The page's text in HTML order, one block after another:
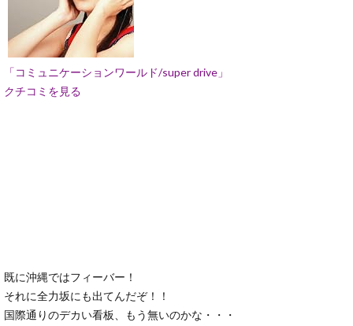
「コミュニケーションワールド/super drive」
クチコミを見る
既に沖縄ではフィーバー！
それに全力坂にも出てんだぞ！！
国際通りのデカい看板、もう無いのかな・・・